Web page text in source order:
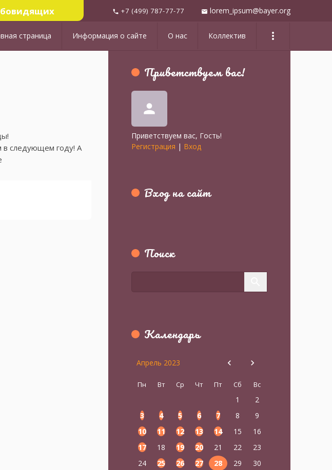
phone +7 (499) 787-77-77 mail lorem_ipsum@bayer.org
страница Информация о сайте О нас Коллектив more_vert
в следующем году! А
Приветствуем вас!
person
Приветствуем вас, Гость!
Регистрация | Вход
Вход на сайт
Поиск
Календарь
Апрель 2023
Пн Вт Ср Чт Пт Сб Вс
1
2
3
4 5 6 7 8
9
10
11 12 13 14 15
16
17
18 19 20 21 22
23
24
25 26 27 28 29 30